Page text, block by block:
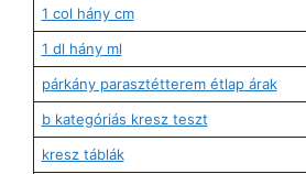
1 col hány cm
1 dl hány ml
párkány parasztétterem étlap árak
b kategóriás kresz teszt
kresz táblák